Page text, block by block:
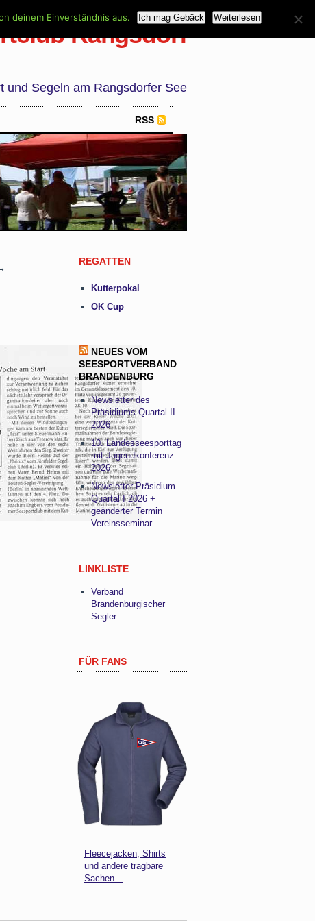
Rangsdorf
und Segeln am Rangsdorfer See
RSS
REGATTEN
Kutterpokal
OK Cup
NEUES VOM
SEESPORTVERBAND
BRANDENBURG
Newsletter des
Präsidiums Quartal II.
2026
10. Landesseesporttag
mit Jugendkonferenz
2026
Newsletter Präsidium
Quartal I 2026 +
geänderter Termin
Vereinsseminar
LINKLISTE
Verband
Brandenburgischer
Segler
FÜR FANS
Fleecejacken, Shirts
und andere tragbare
Sachen...
deinem Einverständnis aus. Ich mag Gebäck Weiterlesen